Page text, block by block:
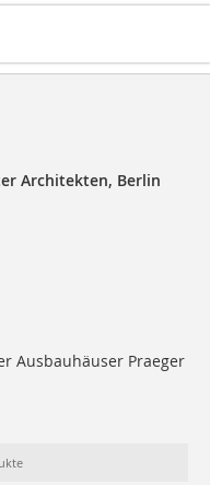
Architekten, Berlin
Ausbauhäuser Praeger